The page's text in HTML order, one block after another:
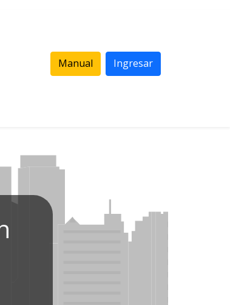
Manual Ingresar